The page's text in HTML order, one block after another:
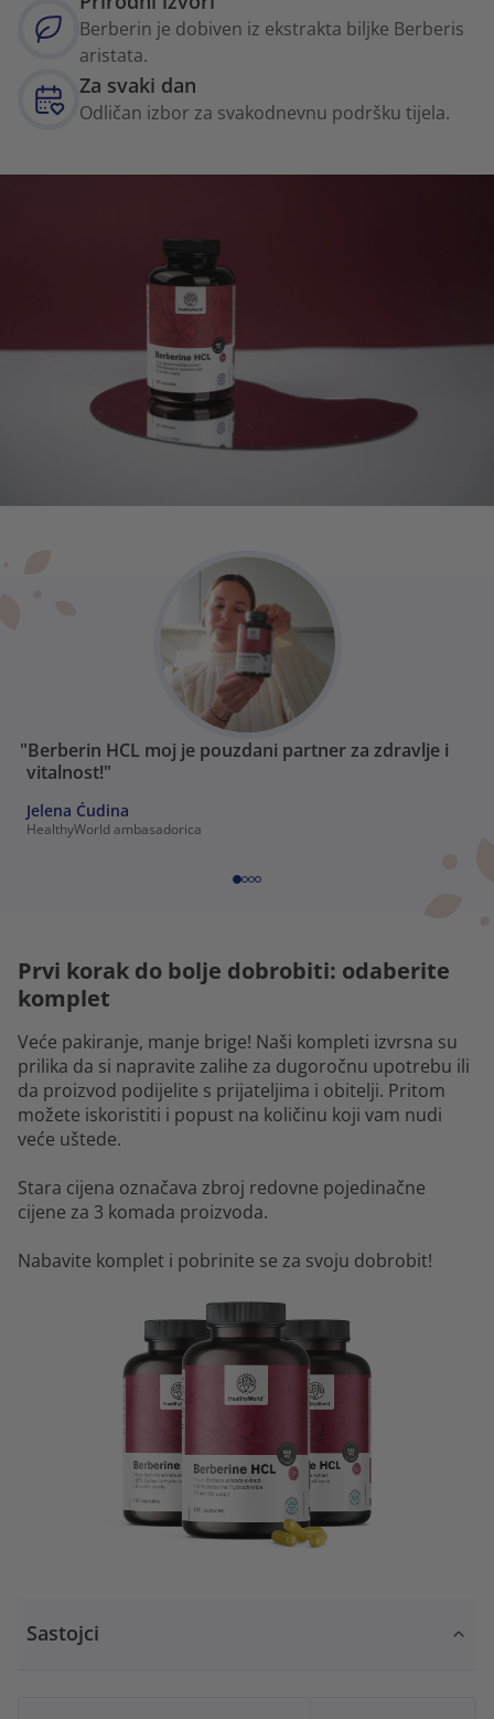
Berberin je dobiven iz ekstrakta biljke Berberis
aristata.
Za svaki dan
Odličan izbor za svakodnevnu podršku tijela.
"Berberin HCL moj je pouzdani partner za zdravlje i
vitalnost!"
Jelena Ćudina
HealthyWorld ambasadorica
Prvi korak do bolje dobrobiti: odaberite
komplet
Veće pakiranje, manje brige! Naši kompleti izvrsna su
prilika da si napravite zalihe za dugoročnu upotrebu ili
da proizvod podijelite s prijateljima i obitelji. Pritom
možete iskoristiti i popust na količinu koji vam nudi
veće uštede.
Stara cijena označava zbroj redovne pojedinačne
cijene za 3 komada proizvoda.
Nabavite komplet i pobrinite se za svoju dobrobit!
Sastojci